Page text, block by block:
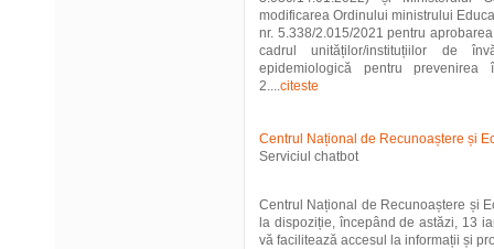
modificarea Ordinului ministrului
nr. 5.338/2.015/2021 pentru
cadrul unităților/instituțiilor de
epidemiologică pentru prevenirea
2....citeste
Centrul Național de Recunoaștere și
Serviciul chatbot
Centrul Național de Recunoaștere și
la dispoziție, începând de astăzi, 13
vă facilitează accesul la informații și